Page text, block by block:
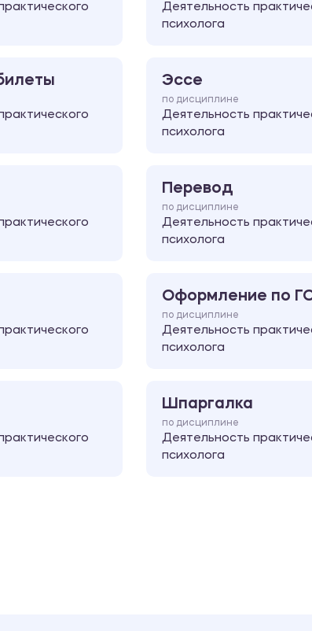
Деятельность
психолога
Эссе
по дисциплине
Деятельность
психолога
Перевод
по дисциплине
Деятельность
психолога
Оформление по
по дисциплине
Деятельность
психолога
Шпаргалка
по дисциплине
Деятельность
психолога